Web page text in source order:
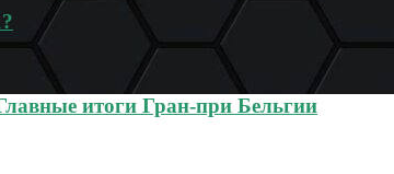
итоги Гран-при Бельгии